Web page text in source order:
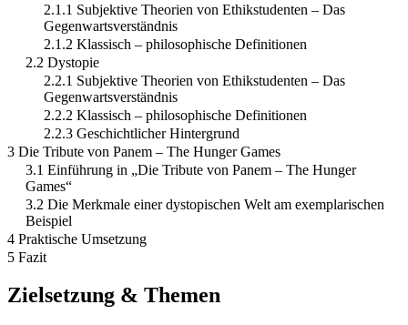
2.1.1 Subjektive Theorien von Ethikstudenten – Das
Gegenwartsverständnis
2.1.2 Klassisch – philosophische Definitionen
2.2 Dystopie
2.2.1 Subjektive Theorien von Ethikstudenten – Das
Gegenwartsverständnis
2.2.2 Klassisch – philosophische Definitionen
2.2.3 Geschichtlicher Hintergrund
3 Die Tribute von Panem – The Hunger Games
3.1 Einführung in „Die Tribute von Panem – The Hunger
Games“
3.2 Die Merkmale einer dystopischen Welt am exemplarischen
Beispiel
4 Praktische Umsetzung
5 Fazit
Zielsetzung & Themen